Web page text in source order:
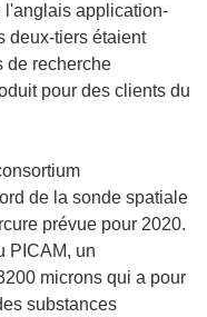
l'anglais application-
deux-tiers étaient
de recherche
pour des clients du
de la sonde spatiale
prévue pour 2020.
PICAM, un
microns qui a pour
substances